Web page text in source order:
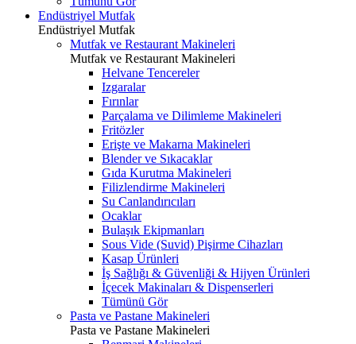
Endüstriyel Mutfak
Endüstriyel Mutfak
Mutfak ve Restaurant Makineleri
Mutfak ve Restaurant Makineleri
Helvane Tencereler
Izgaralar
Fırınlar
Parçalama ve Dilimleme Makineleri
Fritözler
Erişte ve Makarna Makineleri
Blender ve Sıkacaklar
Gıda Kurutma Makineleri
Filizlendirme Makineleri
Su Canlandırıcıları
Ocaklar
Bulaşık Ekipmanları
Sous Vide (Suvid) Pişirme Cihazları
Kasap Ürünleri
İş Sağlığı & Güvenliği & Hijyen Ürünleri
İçecek Makinaları & Dispenserleri
Tümünü Gör
Pasta ve Pastane Makineleri
Pasta ve Pastane Makineleri